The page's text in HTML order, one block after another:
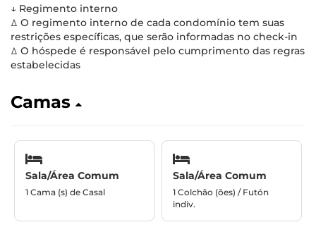
↓ Regimento interno
ꕔ O regimento interno de cada condomínio tem suas
restrições específicas, que serão informadas no check-in
ꕔ O hóspede é responsável pelo cumprimento das regras
estabelecidas
Camas
Sala/Área Comum
1 Cama (s) de Casal
Sala/Área Comum
1 Colchão (ões) / Futón
indiv.